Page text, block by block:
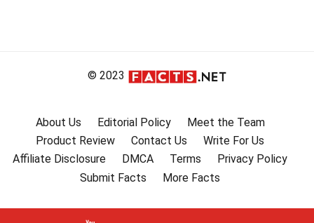
© 2023
About Us Editorial Policy
Meet the Team
Product Review
Contact Us
Write For Us
Affiliate Disclosure
DMCA Terms
Privacy Policy
Submit Facts
More Facts